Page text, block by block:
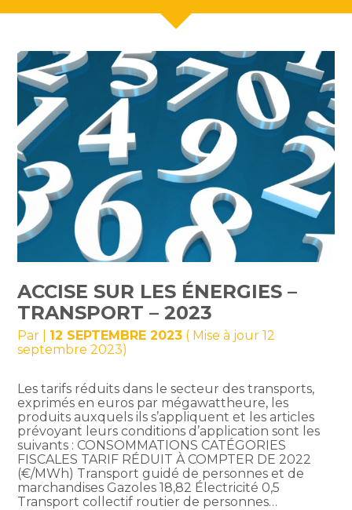
ACCISE SUR LES ÉNERGIES –
TRANSPORT – 2023
Par 12 SEPTEMBRE 2023 ( Mise à jour 12
septembre 2023)
Les tarifs réduits dans le secteur des transports,
exprimés en euros par mégawattheure, les
produits auxquels ils s’appliquent et les articles
prévoyant leurs conditions d’application sont les
suivants : CONSOMMATIONS CATÉGORIES
FISCALES TARIF RÉDUIT À COMPTER DE 2022
(€/MWh) Transport guidé de personnes et de
marchandises Gazoles 18,82 Électricité 0,5
Transport collectif routier de personnes…